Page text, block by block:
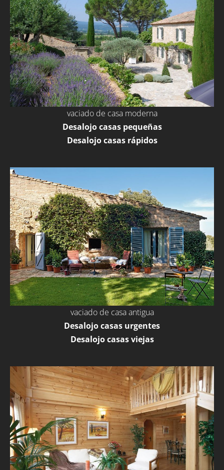
vaciado de casa moderna
Desalojo casas pequeñas
Desalojo casas rápidos
vaciado de casa antigua
Desalojo casas urgentes
Desalojo casas viejas